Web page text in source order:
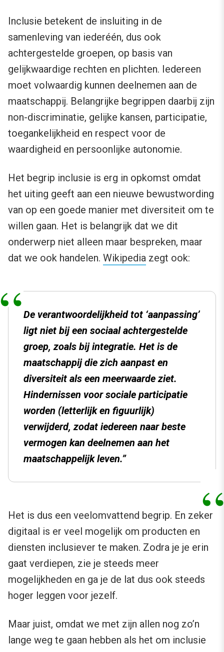
Inclusie betekent de insluiting in de
samenleving van iederéén, dus ook
achtergestelde groepen, op basis van
gelijkwaardige rechten en plichten. Iedereen
moet volwaardig kunnen deelnemen aan de
maatschappij. Belangrijke begrippen daarbij zijn
non-discriminatie, gelijke kansen, participatie,
toegankelijkheid en respect voor de
waardigheid en persoonlijke autonomie.
Het begrip inclusie is erg in opkomst omdat
het uiting geeft aan een nieuwe bewustwording
van op een goede manier met diversiteit om te
willen gaan. Het is belangrijk dat we dit
onderwerp niet alleen maar bespreken, maar
dat we ook handelen. Wikipedia zegt ook:
De verantwoordelijkheid tot ‘aanpassing’
ligt niet bij een sociaal achtergestelde
groep, zoals bij integratie. Het is de
maatschappij die zich aanpast en
diversiteit als een meerwaarde ziet.
Hindernissen voor sociale participatie
worden (letterlijk en figuurlijk)
verwijderd, zodat iedereen naar beste
vermogen kan deelnemen aan het
maatschappelijk leven.”
Het is dus een veelomvattend begrip. En zeker
digitaal is er veel mogelijk om producten en
diensten inclusiever te maken. Zodra je je erin
gaat verdiepen, zie je steeds meer
mogelijkheden en ga je de lat dus ook steeds
hoger leggen voor jezelf.
Maar juist, omdat we met zijn allen nog zo’n
lange weg te gaan hebben als het om inclusie